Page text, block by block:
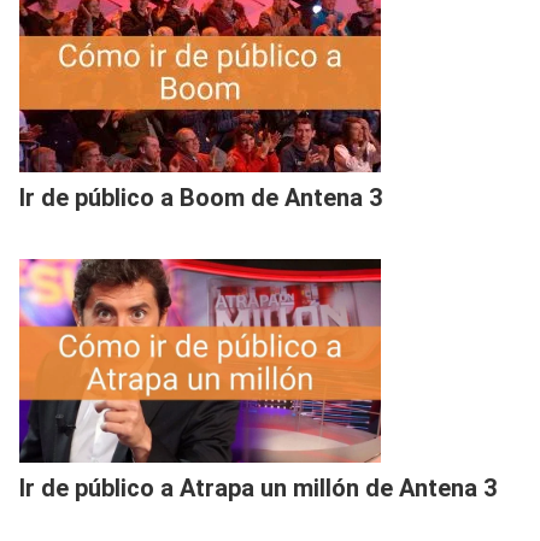
Ir de público a Boom de Antena 3
Ir de público a Atrapa un millón de Antena 3